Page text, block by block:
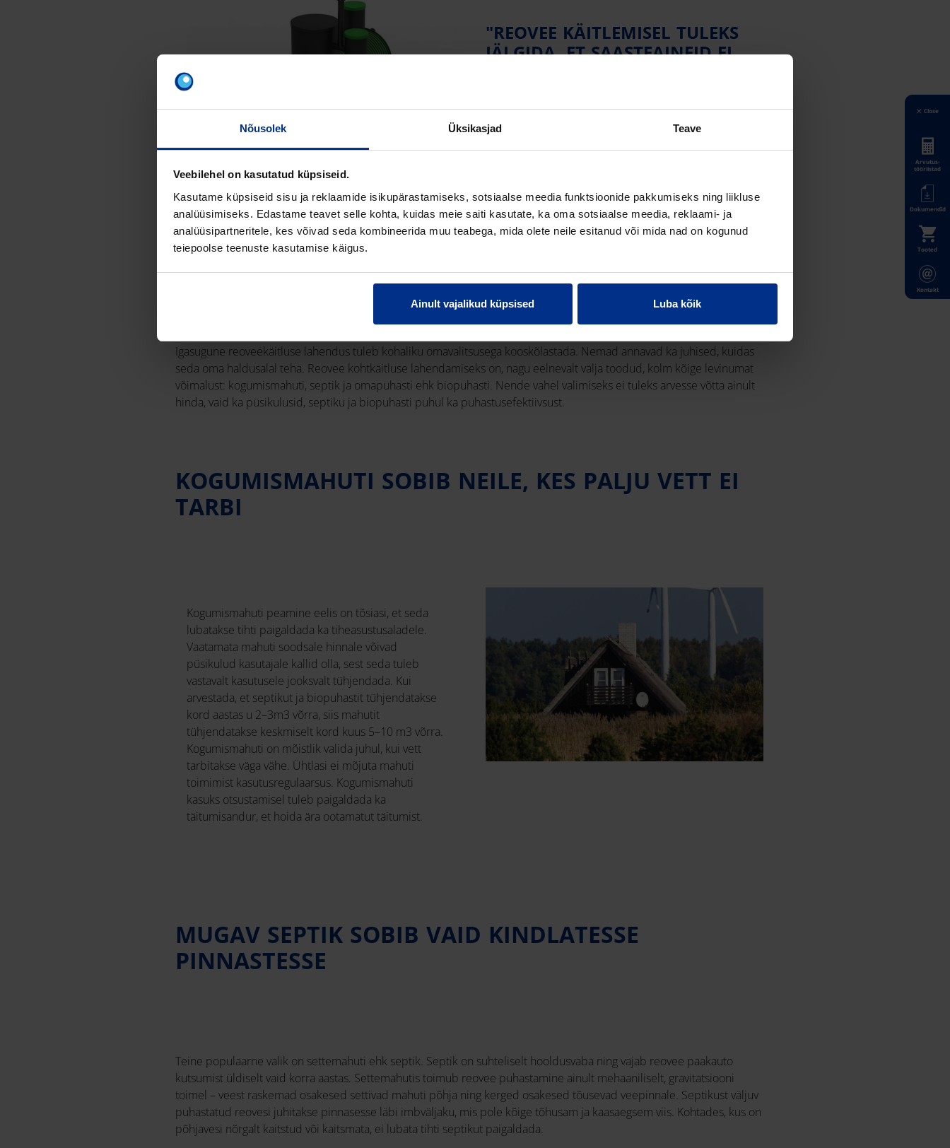
Nõusolek Üksikasjad Teave
Veebilehel on kasutatud küpsiseid.
Kasutame küpsiseid sisu ja reklaamide isikupärastamiseks, sotsiaalse meedia funktsioonide pakkumiseks ning liikluse
analüüsimiseks. Edastame teavet selle kohta, kuidas meie saiti kasutate, ka oma sotsiaalse meedia, reklaami- ja
analüüsipartneritele, kes võivad seda kombineerida muu teabega, mida olete neile esitanud või mida nad on kogunud
teiepoolse teenuste kasutamise käigus.
Ainult vajalikud küpsised Luba kõik
"REOVEE KÄITLEMISEL TULEKS
JÄLGIDA, ET SAASTEAINEID EI
ÜLDJUHUL JOOGIVEE
ALLIKAKS."
REOVEE KOHTKÄITLUSE VÕIMALUSED
Igasugune reoveekäitluse lahendus tuleb kohaliku omavalitsusega kooskõlastada. Nemad annavad ka juhised, kuidas
seda oma haldusalal teha. Reovee kohtkäitluse lahendamiseks on, nagu eelnevalt välja toodud, kolm kõige levinumat
võimalust: kogumismahuti, septik ja omapuhasti ehk biopuhasti. Nende vahel valimiseks ei tuleks arvesse võtta ainult
hinda, vaid ka püsikulusid, septiku ja biopuhasti puhul ka puhastusefektiivsust.
KOGUMISMAHUTI SOBIB NEILE, KES PALJU VETT EI
TARBI
Kogumismahuti peamine eelis on tõsiasi, et seda
lubatakse tihti paigaldada ka tiheasustusaladele.
Vaatamata mahuti soodsale hinnale võivad
püsikulud kasutajale kallid olla, sest seda tuleb
vastavalt kasutusele jooksvalt tühjendada. Kui
arvestada, et septikut ja biopuhastit tühjendatakse
kord aastas u 2–3m3 võrra, siis mahutit
tühjendatakse keskmiselt kord kuus 5–10 m3 võrra.
Kogumismahuti on mõistlik valida juhul, kui vett
tarbitakse väga vähe. Ühtlasi ei mõjuta mahuti
toimimist kasutusregulaarsus. Kogumismahuti
kasuks otsustamisel tuleb paigaldada ka
täitumisandur, et hoida ära ootamatut täitumist.
MUGAV SEPTIK SOBIB VAID KINDLATESSE
PINNASTESSE
Teine populaarne valik on settemahuti ehk septik. Septik on suhteliselt hooldusvaba ning vajab reovee paakauto
kutsumist üldiselt vaid korra aastas. Settemahutis toimub reovee puhastamine ainult mehaaniliselt, gravitatsiooni
toimel – veest raskemad osakesed settivad mahuti põhja ning kerged osakesed tõusevad veepinnale. Septikust väljuv
puhastatud reovesi juhitakse pinnasesse läbi imbväljaku, mis pole kõige tõhusam ja kaasaegsem viis. Kohtades, kus on
põhjavesi nõrgalt kaitstud või kaitsmata, ei lubata tihti septikut paigaldada.
Close
Arvutus-
tööriistad
Dokumendid
Tooted
Kontakt